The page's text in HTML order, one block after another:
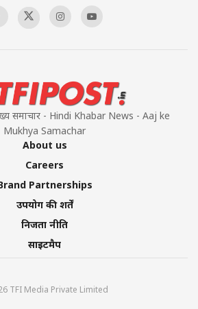
समाचार - Hindi Khabar News - Aaj ke
Mukhya Samachar
About us
Careers
Partnerships
उपयोग की शर्तें
निजता नीति
साइटमैप
TFI Media Private Limited